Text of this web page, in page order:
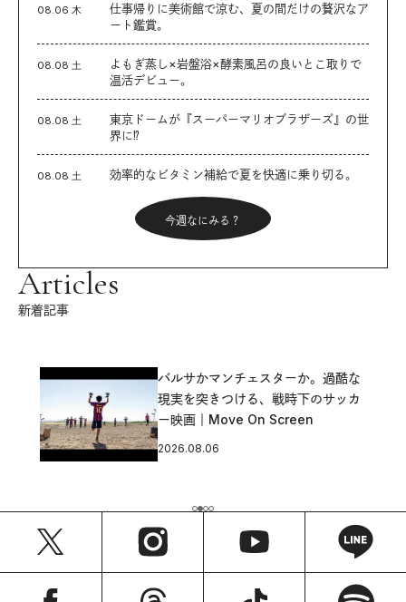
08.06 木
仕事帰りに美術館で涼む、夏の間だけの贅沢なア
ート鑑賞。
08.08 土
よもぎ蒸し×岩盤浴×酵素風呂の良いとこ取りで
温活デビュー。
08.08 土
東京ドームが『スーパーマリオブラザーズ』の世
界に⁉︎
08.08 土 効率的なビタミン補給で夏を快適に乗り切る。
今週なにみる？
Articles
新着記事
バルサかマンチェスターか。過酷な
現実を突きつける、戦時下のサッカ
ー映画｜Move On Screen
2026.08.06